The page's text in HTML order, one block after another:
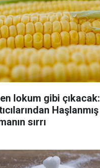
lokum gibi çıkacak:
Haşlanmış
sırrı